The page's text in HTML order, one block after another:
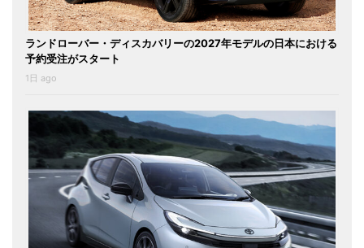
ランドローバー・ディスカバリーの2027年モデルの日本における
予約受注がスタート
1日 ago